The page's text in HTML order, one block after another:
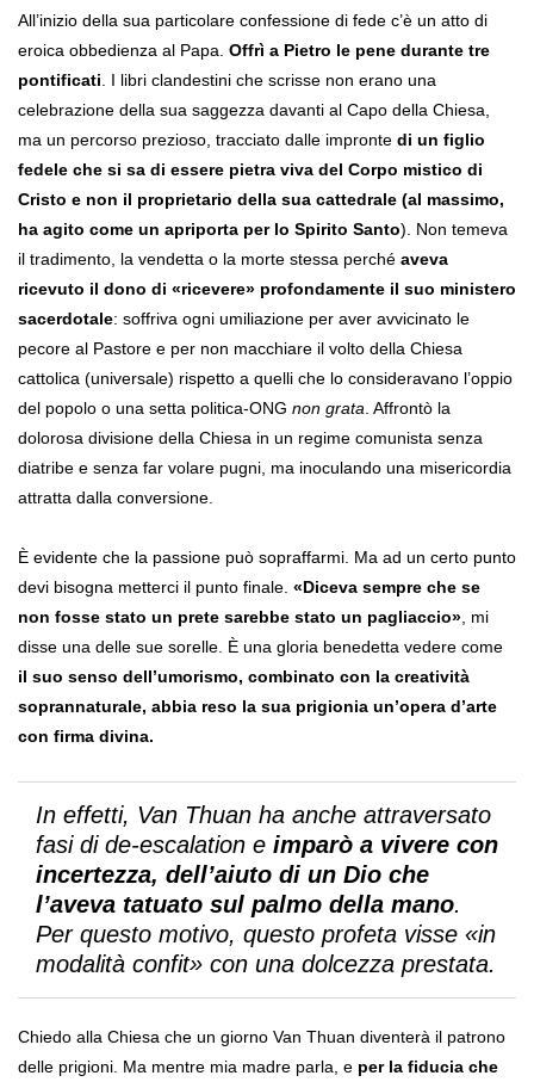
All’inizio della sua particolare confessione di fede c’è un atto di
eroica obbedienza al Papa. Offrì a Pietro le pene durante tre
pontificati . I libri clandestini che scrisse non erano una
celebrazione della sua saggezza davanti al Capo della Chiesa,
ma un percorso prezioso, tracciato dalle impronte di un figlio
fedele che si sa di essere pietra viva del Corpo mistico di
Cristo e non il proprietario della sua cattedrale (al massimo,
ha agito come un apriporta per lo Spirito Santo). Non temeva
il tradimento, la vendetta o la morte stessa perché aveva
ricevuto il dono di «ricevere» profondamente il suo ministero
sacerdotale: soffriva ogni umiliazione per aver avvicinato le
pecore al Pastore e per non macchiare il volto della Chiesa
cattolica (universale) rispetto a quelli che lo consideravano l’oppio
del popolo o una setta politica-ONG non grata . Affrontò la
dolorosa divisione della Chiesa in un regime comunista senza
diatribe e senza far volare pugni, ma inoculando una misericordia
attratta dalla conversione.
È evidente che la passione può sopraffarmi. Ma ad un certo punto
devi bisogna metterci il punto finale. «Diceva sempre che se
non fosse stato un prete sarebbe stato un pagliaccio» , mi
disse una delle sue sorelle. È una gloria benedetta vedere come
il suo senso dell’umorismo, combinato con la creatività
soprannaturale, abbia reso la sua prigionia un’opera d’arte
con firma divina.
In effetti, Van Thuan ha anche attraversato
fasi di de-escalation e imparò a vivere con
incertezza, dell’aiuto di un Dio che
l’aveva tatuato sul palmo della mano.
Per questo motivo, questo profeta visse «in
modalità confit» con una dolcezza prestata.
Chiedo alla Chiesa che un giorno Van Thuan diventerà il patrono
delle prigioni. Ma mentre mia madre parla, e per la fiducia che